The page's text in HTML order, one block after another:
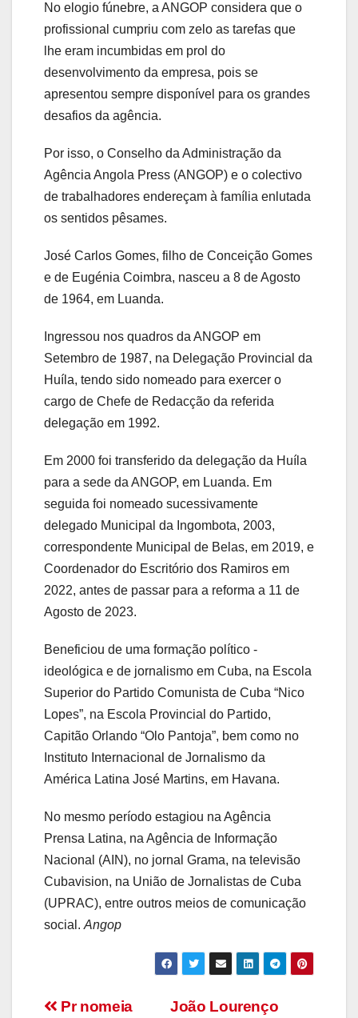
No elogio fúnebre, a ANGOP considera que o
profissional cumpriu com zelo as tarefas que
lhe eram incumbidas em prol do
desenvolvimento da empresa, pois se
apresentou sempre disponível para os grandes
desafios da agência.
Por isso, o Conselho da Administração da
Agência Angola Press (ANGOP) e o colectivo
de trabalhadores endereçam à família enlutada
os sentidos pêsames.
José Carlos Gomes, filho de Conceição Gomes
e de Eugénia Coimbra, nasceu a 8 de Agosto
de 1964, em Luanda.
Ingressou nos quadros da ANGOP em
Setembro de 1987, na Delegação Provincial da
Huíla, tendo sido nomeado para exercer o
cargo de Chefe de Redacção da referida
delegação em 1992.
Em 2000 foi transferido da delegação da Huíla
para a sede da ANGOP, em Luanda. Em
seguida foi nomeado sucessivamente
delegado Municipal da Ingombota, 2003,
correspondente Municipal de Belas, em 2019, e
Coordenador do Escritório dos Ramiros em
2022, antes de passar para a reforma a 11 de
Agosto de 2023.
Beneficiou de uma formação político -
ideológica e de jornalismo em Cuba, na Escola
Superior do Partido Comunista de Cuba “Nico
Lopes”, na Escola Provincial do Partido,
Capitão Orlando “Olo Pantoja”, bem como no
Instituto Internacional de Jornalismo da
América Latina José Martins, em Havana.
No mesmo período estagiou na Agência
Prensa Latina, na Agência de Informação
Nacional (AIN), no jornal Grama, na televisão
Cubavision, na União de Jornalistas de Cuba
(UPRAC), entre outros meios de comunicação
social. Angop
João Lourenço
Pr nomeia